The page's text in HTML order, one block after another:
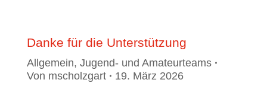
Danke für die Unterstützung
Allgemein, Jugend- und Amateurteams
Von mscholzgart
19. März 2026